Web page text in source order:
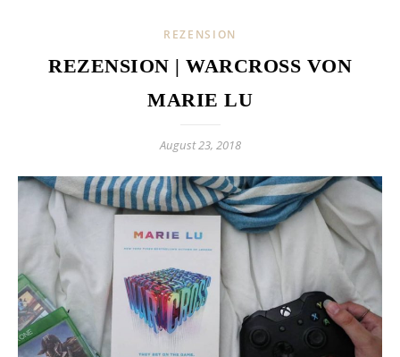
REZENSION
REZENSION | WARCROSS VON
MARIE LU
August 23, 2018